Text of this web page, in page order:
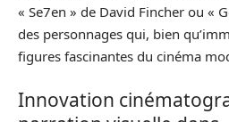
« Se7en » de David Fincher ou «
des personnages qui, bien
figures fascinantes du cinéma
Innovation